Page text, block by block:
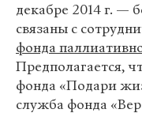
декабре 2014 г. —
связаны с
фонда
Предполагается,
фонда «Подари
служба фонда